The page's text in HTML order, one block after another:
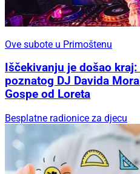
Ove subote u Primoštenu
Iščekivanju je došao
poznatog DJ Davida
Gospe od Loreta
Besplatne radionice za djecu